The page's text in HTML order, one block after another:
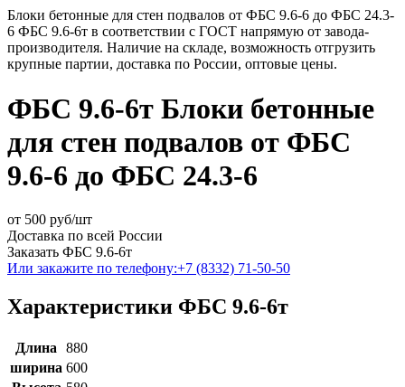
Блоки бетонные для стен подвалов от ФБС 9.6-6 до ФБС 24.3-
6 ФБС 9.6-6т в соответствии с ГОСТ напрямую от завода-
производителя. Наличие на складе, возможность отгрузить
крупные партии, доставка по России, оптовые цены.
ФБС 9.6-6т Блоки бетонные
для стен подвалов от ФБС
9.6-6 до ФБС 24.3-6
от 500 руб/шт
Доставка по всей России
Заказать ФБС 9.6-6т
Или закажите по телефону:+7 (8332) 71-50-50
Характеристики ФБС 9.6-6т
Длина
880
ширина 600